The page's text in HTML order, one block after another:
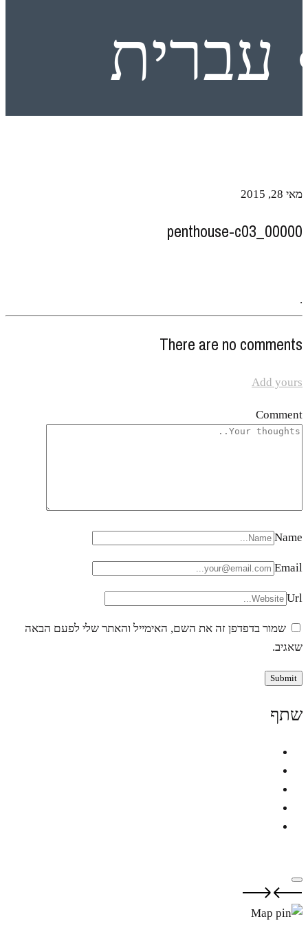
עברית
מאי 28, 2015
penthouse-c03_00000
.
There are no comments
Add yours
Comment
Name
Email
Url
שמור בדפדפן זה את השם, האימייל והאתר שלי לפעם הבאה
שאגיב.
שתף